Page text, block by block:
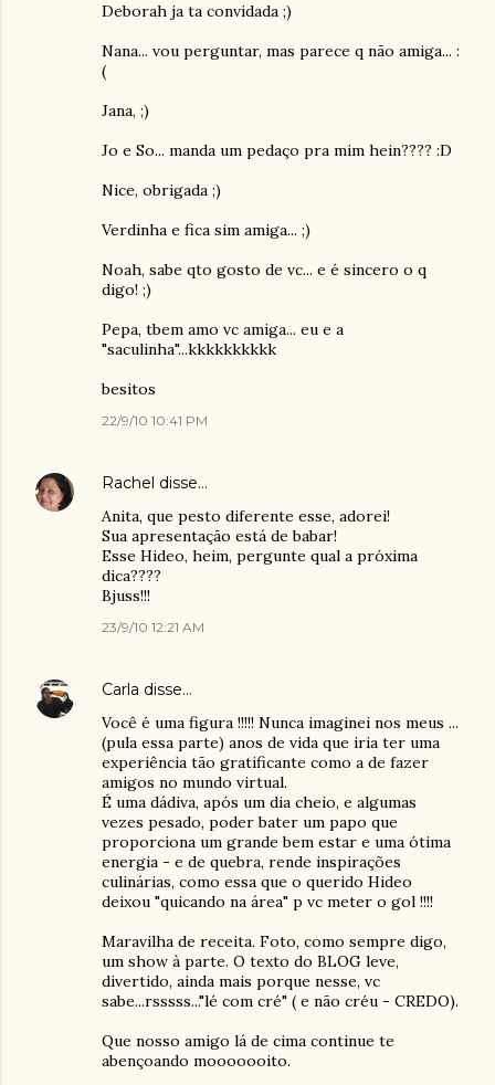
Deborah ja ta convidada ;)
Nana... vou perguntar, mas parece q não amiga... :
(
Jana, ;)
Jo e So... manda um pedaço pra mim hein???? :D
Nice, obrigada ;)
Verdinha e fica sim amiga... ;)
Noah, sabe qto gosto de vc... e é sincero o q
digo! ;)
Pepa, tbem amo vc amiga... eu e a
"saculinha"...kkkkkkkkkk
besitos
22/9/10 10:41 PM
Rachel disse…
Anita, que pesto diferente esse, adorei!
Sua apresentação está de babar!
Esse Hideo, heim, pergunte qual a próxima
dica????
Bjuss!!!
23/9/10 12:21 AM
Carla disse…
Você é uma figura !!!!! Nunca imaginei nos meus ...
(pula essa parte) anos de vida que iria ter uma
experiência tão gratificante como a de fazer
amigos no mundo virtual.
É uma dádiva, após um dia cheio, e algumas
vezes pesado, poder bater um papo que
proporciona um grande bem estar e uma ótima
energia - e de quebra, rende inspirações
culinárias, como essa que o querido Hideo
deixou "quicando na área" p vc meter o gol !!!!
Maravilha de receita. Foto, como sempre digo,
um show à parte. O texto do BLOG leve,
divertido, ainda mais porque nesse, vc
sabe...rsssss..."lé com cré" ( e não créu - CREDO).
Que nosso amigo lá de cima continue te
abençoando mooooooito.